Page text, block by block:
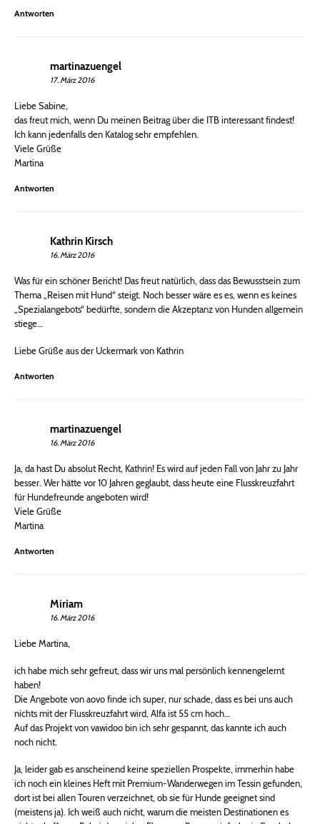
Antworten
martinazuengel
17. März 2016
Liebe Sabine,
das freut mich, wenn Du meinen Beitrag über die ITB interessant findest!
Ich kann jedenfalls den Katalog sehr empfehlen.
Viele Grüße
Martina
Antworten
Kathrin Kirsch
16. März 2016
Was für ein schöner Bericht! Das freut natürlich, dass das Bewusstsein zum
Thema „Reisen mit Hund“ steigt. Noch besser wäre es es, wenn es keines
„Spezialangebots“ bedürfte, sondern die Akzeptanz von Hunden allgemein
stiege…
Liebe Grüße aus der Uckermark von Kathrin
Antworten
martinazuengel
16. März 2016
Ja, da hast Du absolut Recht, Kathrin! Es wird auf jeden Fall von Jahr zu Jahr
besser. Wer hätte vor 10 Jahren geglaubt, dass heute eine Flusskreuzfahrt
für Hundefreunde angeboten wird!
Viele Grüße
Martina
Antworten
Miriam
16. März 2016
Liebe Martina,
ich habe mich sehr gefreut, dass wir uns mal persönlich kennengelernt
haben!
Die Angebote von aovo finde ich super, nur schade, dass es bei uns auch
nichts mit der Flusskreuzfahrt wird, Alfa ist 55 cm hoch…
Auf das Projekt von vawidoo bin ich sehr gespannt, das kannte ich auch
noch nicht.
Ja, leider gab es anscheinend keine speziellen Prospekte, immerhin habe
ich noch ein kleines Heft mit Premium-Wanderwegen im Tessin gefunden,
dort ist bei allen Touren verzeichnet, ob sie für Hunde geeignet sind
(meistens ja). Ich weiß auch nicht, warum die meisten Destinationen es